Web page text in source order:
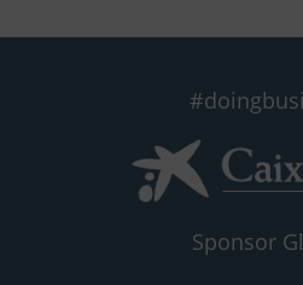
Sponsor